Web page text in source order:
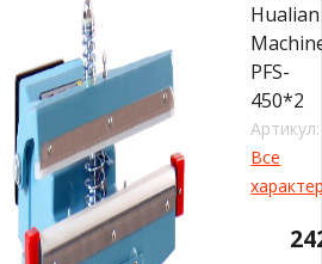
Hualian
PFS-
450*2
Артикул:
Все